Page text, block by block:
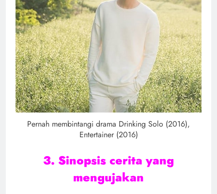
Pernah membintangi drama Drinking Solo (2016),
Entertainer (2016)
3. Sinopsis cerita yang
mengujakan